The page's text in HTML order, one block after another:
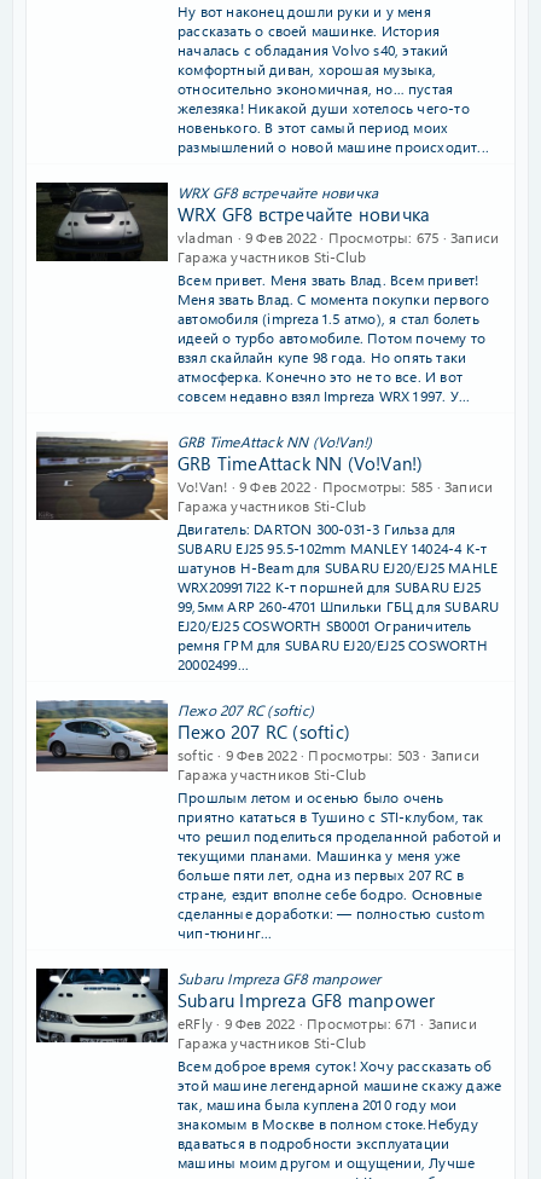
Ну вот наконец дошли руки и у меня
рассказать о своей машинке. История
началась с обладания Volvo s40, этакий
комфортный диван, хорошая музыка,
относительно экономичная, но… пустая
железяка! Никакой души хотелось чего-то
новенького. В этот самый период моих
размышлений о новой машине происходит...
WRX GF8 встречайте новичка
WRX GF8 встречайте новичка
vladman 9 Фев 2022 Просмотры 675
Записи
Гаража участников Sti-Club
Всем привет. Меня звать Влад. Всем привет!
Меня звать Влад. С момента покупки первого
автомобиля (impreza 1.5 атмо), я стал болеть
идеей о турбо автомобиле. Потом почему то
взял скайлайн купе 98 года. Но опять таки
атмосферка. Конечно это не то все. И вот
совсем недавно взял Impreza WRX 1997. У...
GRB TimeAttack NN (Vo!Van!)
GRB TimeAttack NN (Vo!Van!)
Vo!Van! 9 Фев 2022 Просмотры 585
Записи
Гаража участников Sti-Club
Двигатель: DARTON 300-031-3 Гильза для
SUBARU EJ25 95.5-102mm MANLEY 14024-4 К-т
шатунов H-Beam для SUBARU EJ20/EJ25 MAHLE
WRX209917I22 К-т поршней для SUBARU EJ25
99,5мм ARP 260-4701 Шпильки ГБЦ для SUBARU
EJ20/EJ25 COSWORTH SB0001 Ограничитель
ремня ГРМ для SUBARU EJ20/EJ25 COSWORTH
20002499...
Пежо 207 RC (softic)
Пежо 207 RC (softic)
softic 9 Фев 2022 Просмотры 503
Записи
Гаража участников Sti-Club
Прошлым летом и осенью было очень
приятно кататься в Тушино с STI-клубом, так
что решил поделиться проделанной работой и
текущими планами. Машинка у меня уже
больше пяти лет, одна из первых 207 RC в
стране, ездит вполне себе бодро. Основные
сделанные доработки: — полностью custom
чип-тюнинг...
Subaru Impreza GF8 manpower
Subaru Impreza GF8 manpower
eRFly 9 Фев 2022 Просмотры 671
Записи
Гаража участников Sti-Club
Всем доброе время суток! Хочу рассказать об
этой машине легендарной машине скажу даже
так, машина была куплена 2010 году мои
знакомым в Москве в полном стоке.Небуду
вдаваться в подробности эксплуатации
машины моим другом и ощущении, Лучше